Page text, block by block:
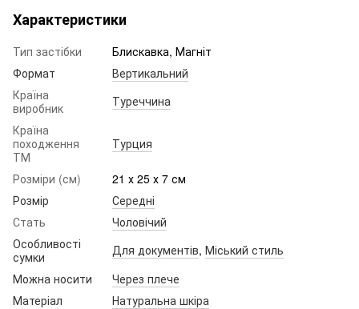
Характеристики
Тип застібки
Блискавка, Магніт
Формат
Вертикальний
Країна
виробник
Туреччина
Країна
походження
ТМ
Турция
Розміри (см)
21 х 25 х 7 см
Розмір
Середні
Стать
Чоловічий
Особливості
сумки
Для документів, Міський стиль
Можна носити
Через плече
Матеріал
Натуральна шкіра